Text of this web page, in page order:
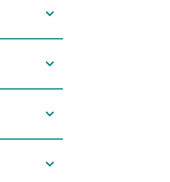
und
oder
intensiv.
mit